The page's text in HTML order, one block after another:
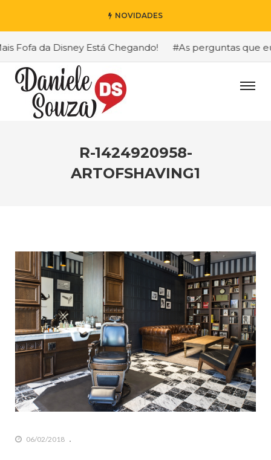
NOVIDADES
da Disney Está Chegando! #As perguntas que eu
R-1424920958-
ARTOFSHAVING1
06/02/2018